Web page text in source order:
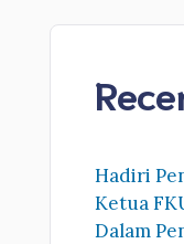
Hadiri
Ketua
Dalam